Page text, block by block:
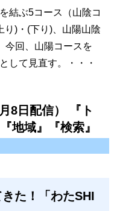
結ぶ5コース（山陰コ
り)・(下り)、山陽山陰
今回、山陽コースを
して見直す。・・・
8日配信） 『ト
地域』『検索』
た！「わたSHI